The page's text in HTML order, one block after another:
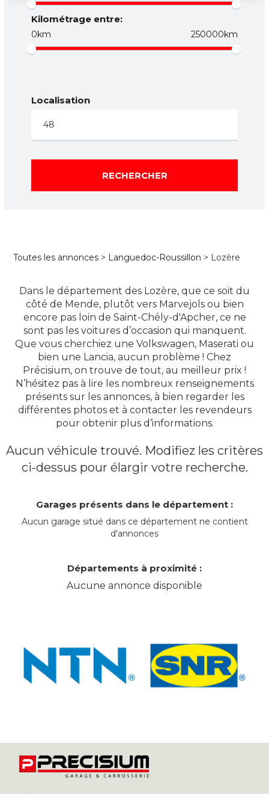
Kilométrage entre:
0km 250000km
Localisation
RECHERCHER
Toutes les annonces > Languedoc-Roussillon > Lozère
Dans le département des Lozère, que ce soit du
côté de Mende, plutôt vers Marvejols ou bien
encore pas loin de Saint-Chély-d'Apcher, ce ne
sont pas les voitures d’occasion qui manquent.
Que vous cherchiez une Volkswagen, Maserati ou
bien une Lancia, aucun problème ! Chez
Précisium, on trouve de tout, au meilleur prix !
N’hésitez pas à lire les nombreux renseignements
présents sur les annonces, à bien regarder les
différentes photos et à contacter les revendeurs
pour obtenir plus d’informations.
Aucun véhicule trouvé. Modifiez les critères
ci-dessus pour élargir votre recherche.
Garages présents dans le département :
Aucun garage situé dans ce département ne contient
d'annonces
Départements à proximité :
Aucune annonce disponible